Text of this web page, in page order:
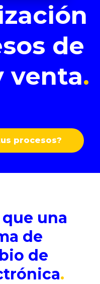
de
venta.
procesos?
una
de
de
.